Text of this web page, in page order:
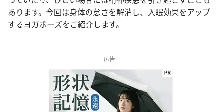
あります。今回は身体の怠さを解消し、入眠効果をアップ
するヨガポーズをご紹介します。
広告